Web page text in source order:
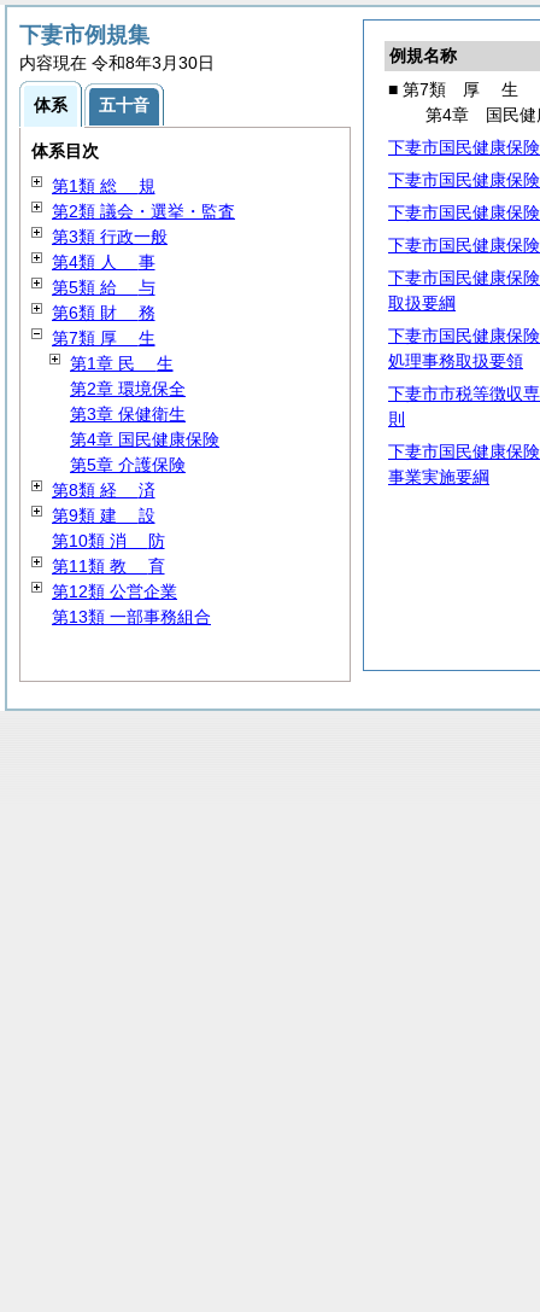
例規名称
■ 第7類 厚 生
第4章 国民健
下妻市国民健康保
下妻市国民健康保
下妻市国民健康保
下妻市国民健康保
下妻市国民健康保
取扱要綱
下妻市国民健康保
処理事務取扱要領
下妻市市税等徴収
則
下妻市国民健康保
事業実施要綱
下妻市例規集
内容現在 令和8年3月30日
体系 五十音
体系目次
第1類 総 規
第2類 議会・選挙・監査
第3類 行政一般
第4類 人 事
第5類 給 与
第6類 財 務
第7類 厚 生
第1章 民 生
第2章 環境保全
第3章 保健衛生
第4章 国民健康保険
第5章 介護保険
第8類 経 済
第9類 建 設
第10類 消 防
第11類 教 育
第12類 公営企業
第13類 一部事務組合